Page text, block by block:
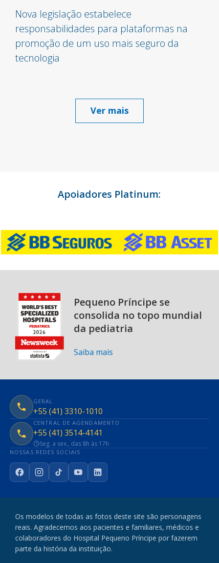
Nova legislação estabelece
responsabilidades para plataformas na
promoção de um uso mais seguro da
tecnologia
Ver mais
Apoiadores Platinum:
Pequeno Príncipe se
consolida no topo mundial
da pediatria
Saiba mais
GERAL
+55 (41) 3310-1010
CENTRAL DE AGENDAMENTO
+55 (41) 3514-4141
Seg. a sex., das 8h às 17h
NOSSAS REDES SOCIAIS
FacebookInstagram
TikTokYouTubeLinkedIn
Os modelos de todas as fotos deste site são personagens
reais. Agradecemos aos pacientes e familiares, médicos e
colaboradores do Hospital Pequeno Príncipe por fazerem
parte da história da instituição.